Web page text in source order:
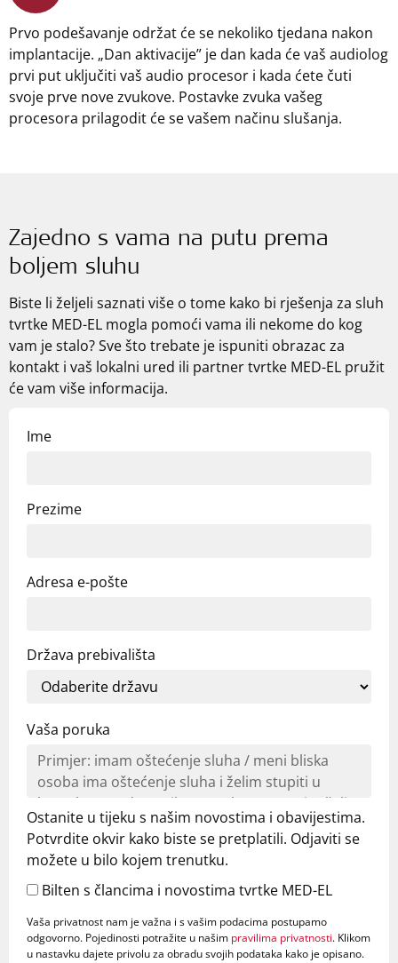
Prvo podešavanje održat će se nekoliko tjedana nakon
implantacije. „Dan aktivacije” je dan kada će vaš audiolog
prvi put uključiti vaš audio procesor i kada ćete čuti
svoje prve nove zvukove. Postavke zvuka vašeg
procesora prilagodit će se vašem načinu slušanja.
Zajedno s vama na putu prema
boljem sluhu
Biste li željeli saznati više o tome kako bi rješenja za sluh
tvrtke MED-EL mogla pomoći vama ili nekome do kog
vam je stalo? Sve što trebate je ispuniti obrazac za
kontakt i vaš lokalni ured ili partner tvrtke MED-EL pružit
će vam više informacija.
Ime
Prezime
Adresa e-pošte
Država prebivališta
Vaša poruka
Ostanite u tijeku s našim novostima i obavijestima.
Potvrdite okvir kako biste se pretplatili. Odjaviti se
možete u bilo kojem trenutku.
Bilten s člancima i novostima tvrtke MED-EL
Vaša privatnost nam je važna i s vašim podacima postupamo
odgovorno. Pojedinosti potražite u našim pravilima privatnosti. Klikom
u nastavku dajete privolu za obradu svojih podataka kako je opisano.